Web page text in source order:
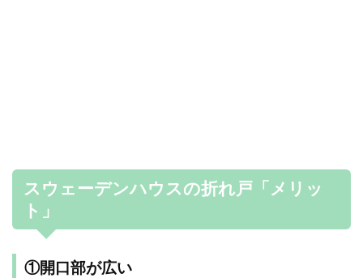
スウェーデンハウスの折れ戸「メリッ
ト」
①開口部が広い